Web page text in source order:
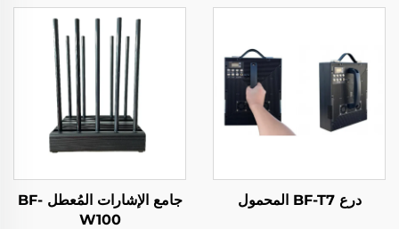
الطائرات بدون طيار، وحدة
بتردد 5.2/5.8 غيغاهرتز، درع
RF كافٍ بتردد 5.2/5.8
ديسيبل للميجاهرتز
درع BF-T7 المحمول
جامع الإشارات المُعطل BF-
W100